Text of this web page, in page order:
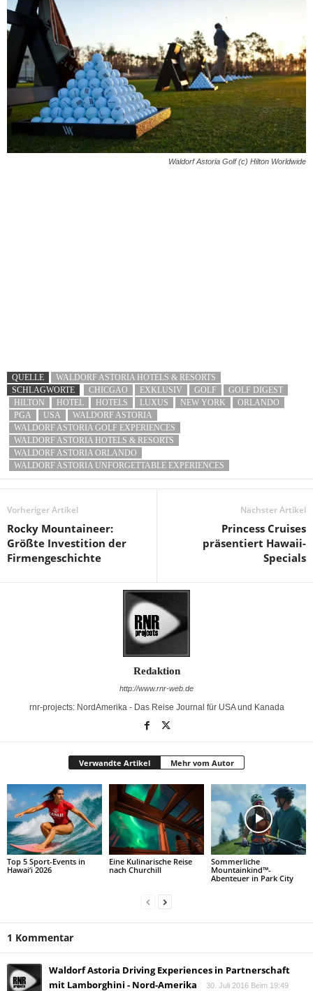
Waldorf Astoria Golf (c) Hilton Worldwide
QUELLE
WALDORF ASTORIA HOTELS & RESORTS
SCHLAGWORTE
CHICGAO EXKLUSIV GOLF
GOLF DIGEST
HILTON
HOTEL HOTELS LUXUS NEW YORK
ORLANDO
PGA
USA
WALDORF ASTORIA
WALDORF ASTORIA GOLF EXPERIENCES
WALDORF ASTORIA HOTELS & RESORTS
WALDORF ASTORIA ORLANDO
WALDORF ASTORIA UNFORGETTABLE EXPERIENCES
Vorheriger Artikel
Rocky Mountaineer:
Größte Investition der
Firmengeschichte
Nächster Artikel
Princess Cruises
präsentiert Hawaii-
Specials
Redaktion
http://www.rnr-web.de
rnr-projects: NordAmerika - Das Reise Journal für USA und Kanada
Verwandte Artikel Mehr vom Autor
Top 5 Sport-Events in
Hawai‘i 2026
Eine Kulinarische Reise
nach Churchill
Sommerliche
Mountainkind™-
Abenteuer in Park City
1 Kommentar
Waldorf Astoria Driving Experiences in Partnerschaft
mit Lamborghini - Nord-Amerika
30. Juli 2016 Beim 19:49